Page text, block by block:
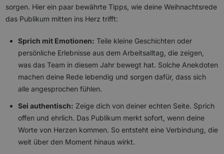
sorgen. Hier ein paar bewährte Tipps, wie deine Weihnachtsrede
das Publikum mitten ins Herz trifft:
Sprich mit Emotionen: Teile kleine Geschichten oder
persönliche Erlebnisse aus dem Arbeitsalltag, die zeigen,
was das Team in diesem Jahr bewegt hat. Solche Anekdoten
machen deine Rede lebendig und sorgen dafür, dass sich
alle angesprochen fühlen.
Sei authentisch: Zeige dich von deiner echten Seite. Sprich
offen und ehrlich. Das Publikum merkt sofort, wenn deine
Worte von Herzen kommen. So entsteht eine Verbindung, die
weit über den Moment hinaus wirkt.